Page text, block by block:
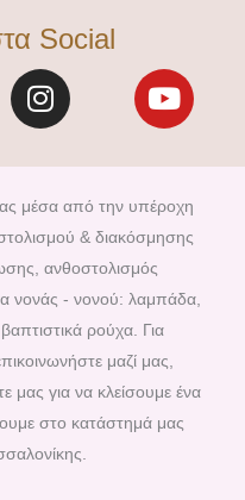
Social
I
n
t
a
g
r
a
m
Y
o
t
u
b
μέσα από την υπέροχη
& διακόσμησης
ανθοστολισμός
νονάς - νονού: λαμπάδα,
ρούχα. Για
μαζί μας,
μας για να κλείσουμε ένα
στο κατάστημά μας